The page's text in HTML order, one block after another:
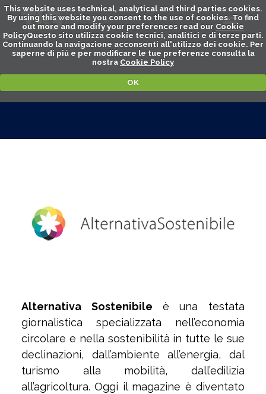
This website uses technical, analytical and third parties cookies.
By using this website you consent to the use of cookies. To find
out more and modify your preferences read our Cookie
PolicyQuesto sito utilizza cookie tecnici, analitici e di terze parti.
Continuando la navigazione acconsenti all'utilizzo dei cookie. Per
saperne di piú e per modificare le tue preferenze consulta la
nostra Cookie Policy
OK
Alternativa Sostenibile è una testata
giornalistica specializzata nell’economia
circolare e nella sostenibilità in tutte le sue
declinazioni, dall’ambiente all’energia, dal
turismo alla mobilità, dall’edilizia
all’agricoltura. Oggi il magazine è diventato